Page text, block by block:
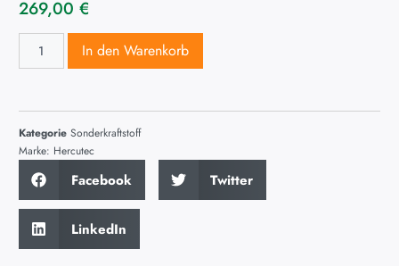
269,00 €
In den Warenkorb
Kategorie Sonderkraftstoff
Marke: Hercutec
Facebook Twitter
LinkedIn